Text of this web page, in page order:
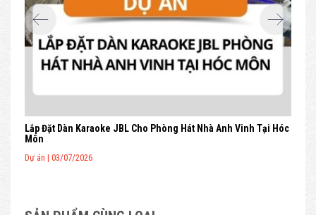
Lắp Đặt Dàn Karaoke JBL Cho Phòng Hát Nhà Anh Vinh Tại Hóc
Môn
Dự án | 03/07/2026